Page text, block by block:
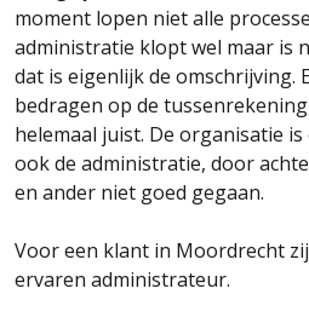
moment lopen niet alle
administratie klopt wel maar is
dat is eigenlijk de omschrijving.
bedragen op de
helemaal juist. De organisatie
ook de administratie, door
en ander niet goed gegaan.
Voor een klant in Moordrecht
ervaren administrateur.